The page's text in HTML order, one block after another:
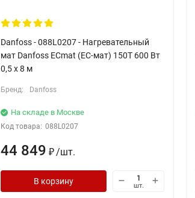
Danfoss - 088L0207 - Нагревательный
мат Danfoss ECmat (EC-мат) 150T 600 Вт
0,5 x 8 м
Бренд: Danfoss
На складе в Москве
Код товара: 088L0207
44 849 ₽ /шт.
В корзину шт.